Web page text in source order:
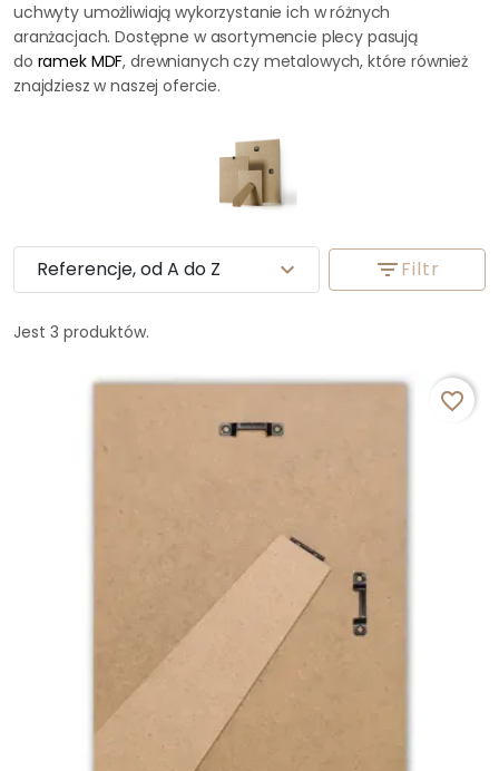
uchwyty umożliwiają wykorzystanie ich w różnych
aranżacjach. Dostępne w asortymencie plecy pasują
do ramek MDF, drewnianych czy metalowych, które również
znajdziesz w naszej ofercie.
Jest 3 produktów.
Referencje, od A do Z expand_more filter_listFiltr
favorite_border